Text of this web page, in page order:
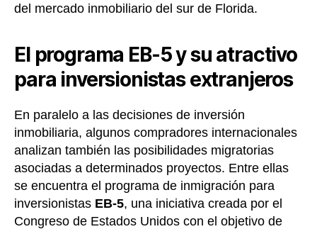
del mercado inmobiliario del sur de Florida.
El programa EB-5 y su atractivo
para inversionistas extranjeros
En paralelo a las decisiones de inversión
inmobiliaria, algunos compradores internacionales
analizan también las posibilidades migratorias
asociadas a determinados proyectos. Entre ellas
se encuentra el programa de inmigración para
inversionistas EB-5, una iniciativa creada por el
Congreso de Estados Unidos con el objetivo de